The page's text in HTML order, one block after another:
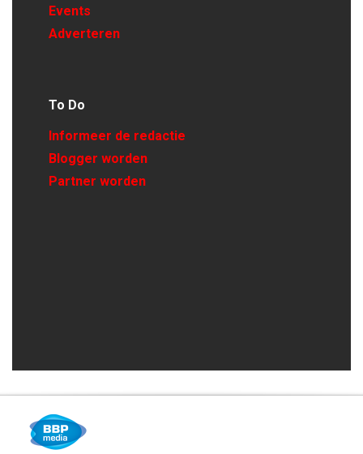
Events
Adverteren
To Do
Informeer de redactie
Blogger worden
Partner worden